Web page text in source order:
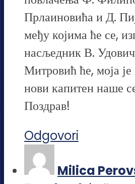
Прлаиновића и Д.
међу којима ће се,
насљедник В.
Митровић ће, моја
нови капитен наше
Поздрав!
Odgovori
Milica